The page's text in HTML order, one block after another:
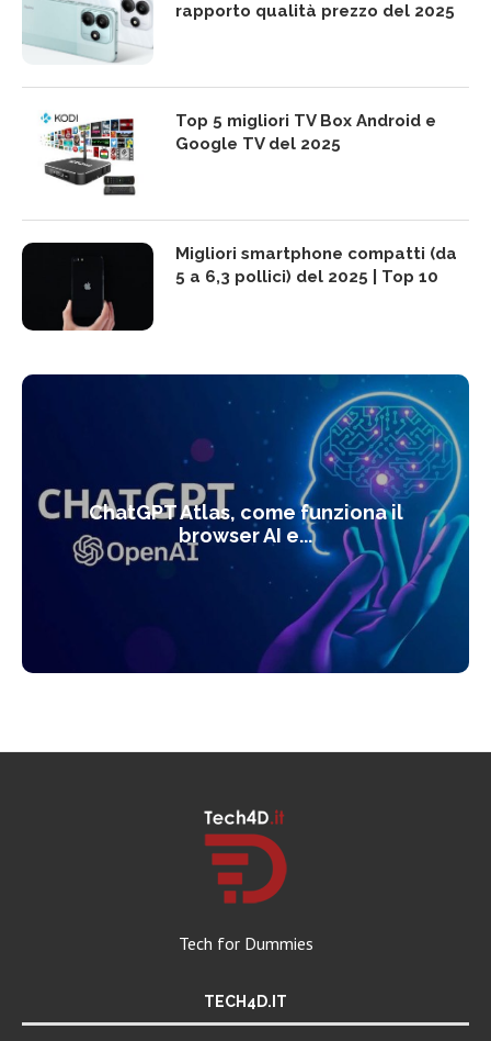
rapporto qualità prezzo del 2025
Top 5 migliori TV Box Android e
Google TV del 2025
Migliori smartphone compatti (da
5 a 6,3 pollici) del 2025 | Top 10
ChatGPT Atlas, come funziona il
browser AI e...
Tech for Dummies
TECH4D.IT